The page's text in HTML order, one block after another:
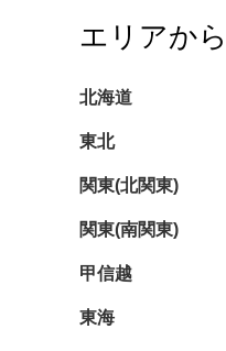
エリアか
北海道
東北
関東(北関東)
関東(南関東)
甲信越
東海